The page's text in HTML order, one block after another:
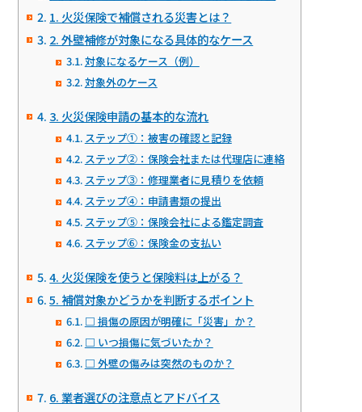
1. 火災保険で補償される災害とは？
2. 外壁補修が対象になる具体的なケース
対象になるケース（例）
対象外のケース
3. 火災保険申請の基本的な流れ
ステップ①：被害の確認と記録
ステップ②：保険会社または代理店に連絡
ステップ③：修理業者に見積りを依頼
ステップ④：申請書類の提出
ステップ⑤：保険会社による鑑定調査
ステップ⑥：保険金の支払い
4. 火災保険を使うと保険料は上がる？
5. 補償対象かどうかを判断するポイント
□ 損傷の原因が明確に「災害」か？
□ いつ損傷に気づいたか？
□ 外壁の傷みは突然のものか？
6. 業者選びの注意点とアドバイス